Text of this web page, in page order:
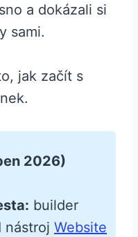
a dokázali si
sami.
jak začít s
2026)
builder
nástroj Website